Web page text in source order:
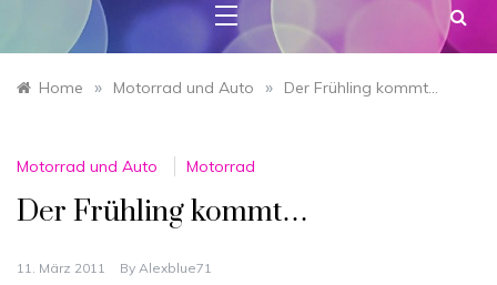
Home » Motorrad und Auto » Der Frühling kommt…
Motorrad und Auto Motorrad
Der Frühling kommt…
11. März 2011 By Alexblue71